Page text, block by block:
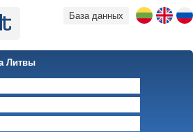
База данных
Литвы